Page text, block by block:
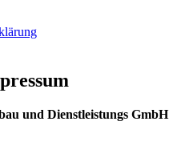
und Dienstleistungs GmbH